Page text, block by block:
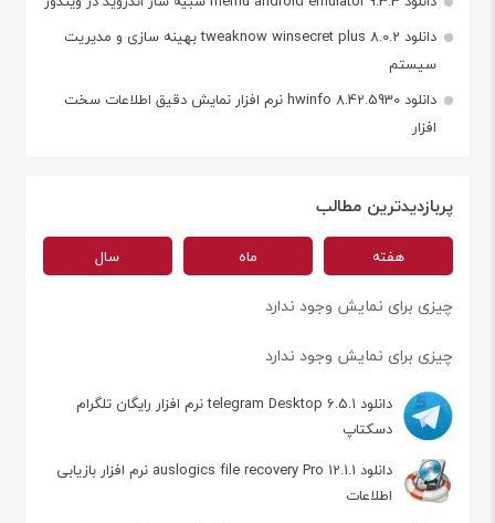
دانلود tweaknow winsecret plus 8.0.2 بهینه سازی و مدیریت
سیستم
دانلود hwinfo 8.42.5930 نرم افزار نمایش دقیق اطلاعات سخت
افزار
پربازدیدترین مطالب
هفته ماه سال
چیزی برای نمایش وجود ندارد
چیزی برای نمایش وجود ندارد
دانلود telegram Desktop 6.5.1 نرم افزار رایگان تلگرام
دسکتاپ
دانلود auslogics file recovery Pro 12.1.1 نرم افزار بازیابی
اطلاعات